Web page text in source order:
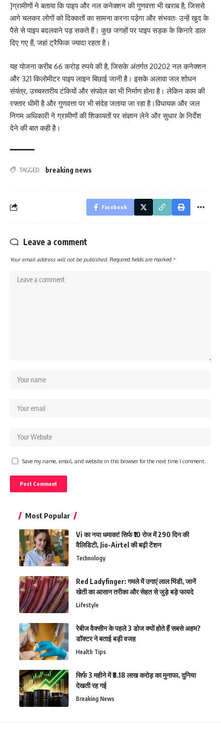
]ग्रामीणों ने बताया कि पाइप और नल कनेक्शन की गुणवत्ता भी खराब है, जिससे
आगे चलकर लोगों को दिक्कतों का सामना करना पड़ेगा और संभवतः उन्हें खुद के
पैसे से पाइप बदलवाने पड़ सकते हैं। कुछ जगहों पर पाइप सड़क के किनारे डाल
दिए गए हैं, जहां ट्रैफिक ज्यादा रहता है।
यह योजना करीब 66 करोड़ रुपये की है, जिसके अंतर्गत 20202 नल कनेक्शन
और 321 किलोमीटर पाइप लाइन बिछाई जानी है। इसके अलावा जल शोधन
संयंत्र, उच्चस्तरीय टंकियों और संपवेल का भी निर्माण होना है। लेकिन काम की
रफ्तार धीमी है और गुणवत्ता पर भी संदेह जताया जा रहा है।विधायक और जल
निगम अधिकारी ने ग्रामीणों की शिकायतों पर संज्ञान लेने और सुधार के निर्देश
देने की बात कही है।
TAGGED: breaking news
Facebook
Leave a comment
Your email address will not be published. Required fields are marked *
Save my name, email, and website in this browser for the next time I comment.
Most Popular
Vi का नया धमाका! सिर्फ ₹10 रोज में 290 दिन की
वैलिडिटी, Jio-Airtel की बढ़ी टेंशन
Technology
Red Ladyfinger: गमले में उगाएं लाल भिंडी, जानें
खेती का आसान तरीका और सेहत से जुड़े बड़े फायदे
Lifestyle
रेबीज वैक्सीन के पहले 3 डोज क्यों होते हैं सबसे अहम?
डॉक्टर ने बताई बड़ी वजह
Health Tips
सिर्फ 3 महीने में ₹8.18 लाख करोड़ का मुनाफा, दुनिया
देखती रह गई
Breaking News